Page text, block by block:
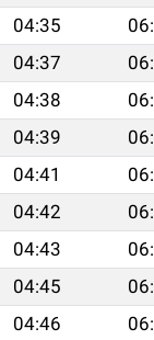
04:35
04:37
04:38
04:39
04:41
04:42
04:43
04:45
04:46